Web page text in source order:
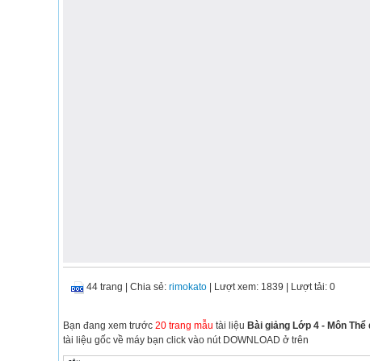
44 trang Chia sẻ: rimokato | Lượt xem: 1839 | Lượt tải: 0
Bạn đang xem trước 20 trang mẫu tài liệu Bài giảng Lớp 4 - Môn
tài liệu gốc về máy bạn click vào nút DOWNLOAD ở trên